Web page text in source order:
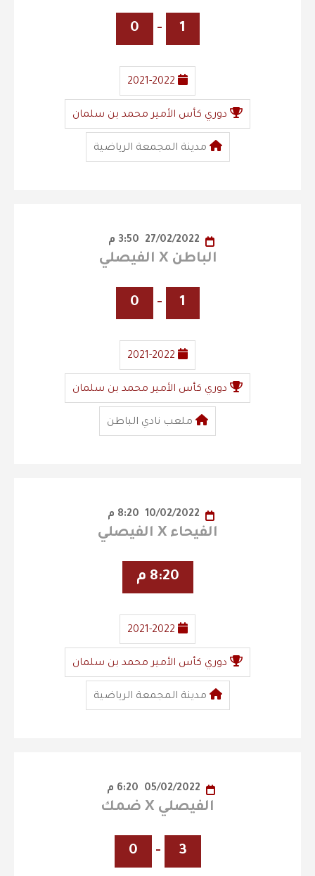
1
-
0
2021-2022
دوري كأس الأمير محمد بن سلمان
مدينة المجمعة الرياضية
الباطن X الفيصلي
1
-
0
2021-2022
دوري كأس الأمير محمد بن سلمان
ملعب نادي الباطن
الفيحاء X الفيصلي
8:20 م
2021-2022
دوري كأس الأمير محمد بن سلمان
مدينة المجمعة الرياضية
الفيصلي X ضمك
3
-
0